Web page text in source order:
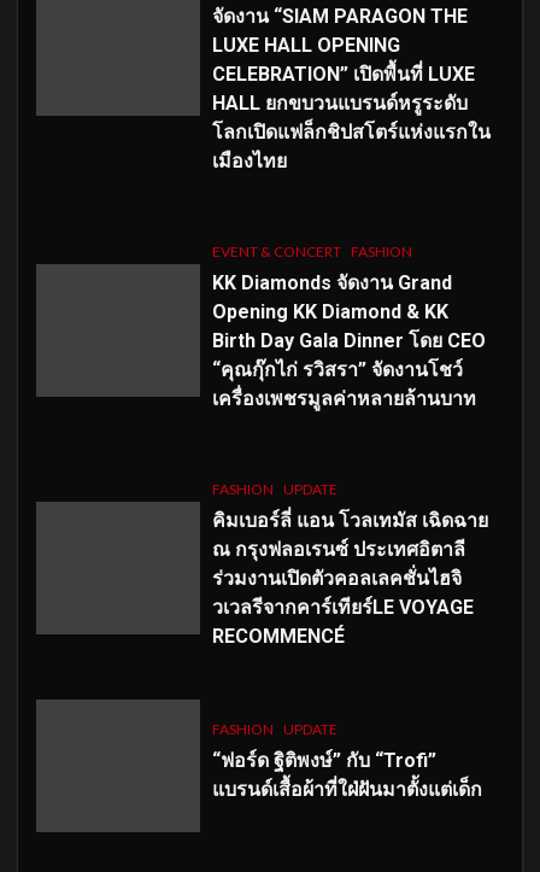
จัดงาน “SIAM PARAGON THE
LUXE HALL OPENING
CELEBRATION” เปิดพื้นที่ LUXE
HALL ยกขบวนแบรนด์หรูระดับ
โลกเปิดแฟล็กชิปสโตร์แห่งแรกใน
เมืองไทย
EVENT & CONCERT FASHION
KK Diamonds จัดงาน Grand
Opening KK Diamond & KK
Birth Day Gala Dinner โดย CEO
“คุณกุ๊กไก่ รวิสรา” จัดงานโชว์
เครื่องเพชรมูลค่าหลายล้านบาท
FASHION UPDATE
คิมเบอร์ลี่ แอน โวลเทมัส เฉิดฉาย
ณ กรุงฟลอเรนซ์ ประเทศอิตาลี
ร่วมงานเปิดตัวคอลเลคชั่นไฮจิ
วเวลรีจากคาร์เทียร์LE VOYAGE
RECOMMENCÉ
FASHION UPDATE
“ฟอร์ด ฐิติพงษ์” กับ “Trofi”
แบรนด์เสื้อผ้าที่ใฝ่ฝันมาตั้งแต่เด็ก